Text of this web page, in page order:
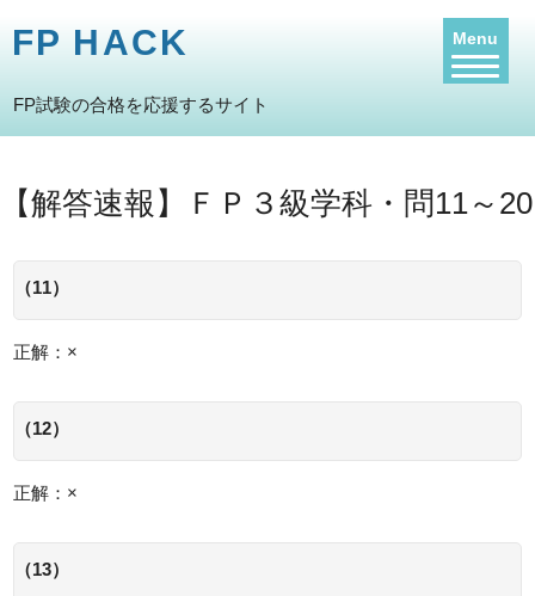
FP HACK
FP試験の合格を応援するサイト
【解答速報】ＦＰ３級学科・問11～20
（11）
正解：×
（12）
正解：×
（13）
Menu